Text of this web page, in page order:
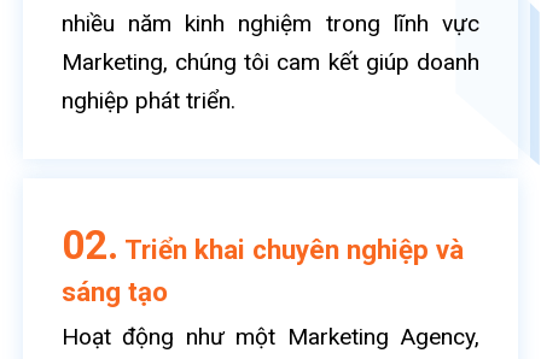
nhiều năm kinh nghiệm trong lĩnh vực
Marketing, chúng tôi cam kết giúp doanh
nghiệp phát triển.
02. Triển khai chuyên nghiệp và
sáng tạo
Hoạt động như một Marketing Agency,